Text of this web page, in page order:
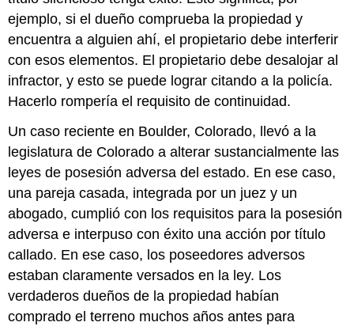
ejemplo, si el dueño comprueba la propiedad y
encuentra a alguien ahí, el propietario debe interferir
con esos elementos. El propietario debe desalojar al
infractor, y esto se puede lograr citando a la policía.
Hacerlo rompería el requisito de continuidad.
Un caso reciente en Boulder, Colorado, llevó a la
legislatura de Colorado a alterar sustancialmente las
leyes de posesión adversa del estado. En ese caso,
una pareja casada, integrada por un juez y un
abogado, cumplió con los requisitos para la posesión
adversa e interpuso con éxito una acción por título
callado. En ese caso, los poseedores adversos
estaban claramente versados en la ley. Los
verdaderos dueños de la propiedad habían
comprado el terreno muchos años antes para